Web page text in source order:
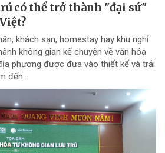
có thể trở thành "đại sứ"
khách sạn, homestay hay khu nghỉ
không gian kể chuyện về văn hóa
phương được đưa vào thiết kế và trải
đến...